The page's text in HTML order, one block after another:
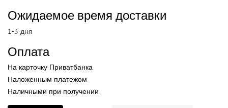
Ожидаемое время доставки
1-3 дня
Оплата
На карточку Приватбанка
Наложенным платежом
Наличными при получении